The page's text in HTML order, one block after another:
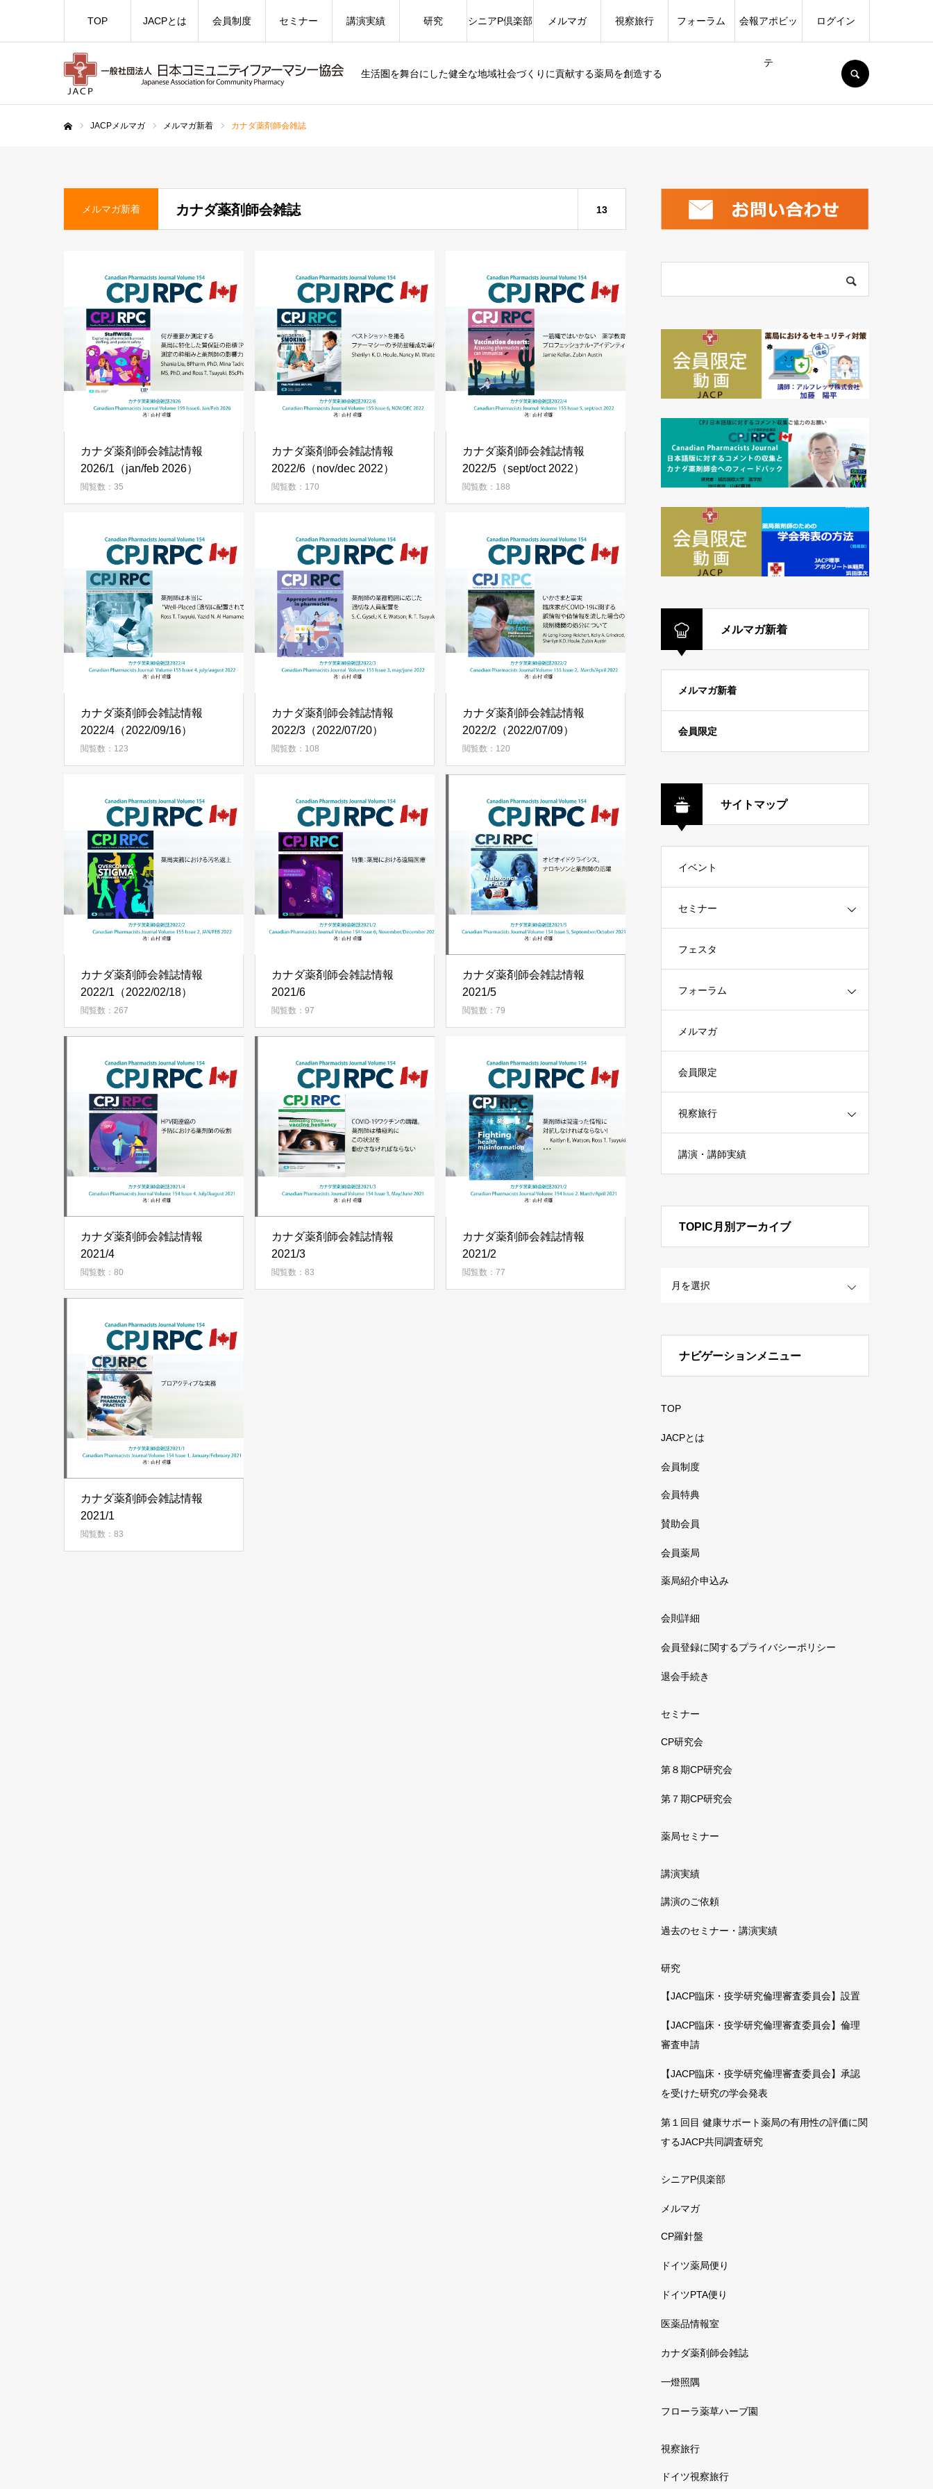
生活圏を舞台にした健全な地域社会づくりに貢献する薬局を創造する
TOP JACPとは 会員制度 セミナー 講演実績 研究 シニアP倶楽部 メルマガ 視察旅行 フォーラム 会報アポビッ
テ
ログイン
JACPメルマガ メルマガ新着 カナダ薬剤師会雑誌
メルマガ新着 カナダ薬剤師会雑誌 13
カナダ薬剤師会雑誌情報
2026/1（jan/feb 2026）
閲覧数：35
カナダ薬剤師会雑誌情報
2022/6（nov/dec 2022）
閲覧数：170
カナダ薬剤師会雑誌情報
2022/5（sept/oct 2022）
閲覧数：188
カナダ薬剤師会雑誌情報
2022/4（2022/09/16）
閲覧数：123
カナダ薬剤師会雑誌情報
2022/3（2022/07/20）
閲覧数：108
カナダ薬剤師会雑誌情報
2022/2（2022/07/09）
閲覧数：120
カナダ薬剤師会雑誌情報
2022/1（2022/02/18）
閲覧数：267
カナダ薬剤師会雑誌情報
2021/6
閲覧数：97
カナダ薬剤師会雑誌情報
2021/5
閲覧数：79
カナダ薬剤師会雑誌情報
2021/4
閲覧数：80
カナダ薬剤師会雑誌情報
2021/3
閲覧数：83
カナダ薬剤師会雑誌情報
2021/2
閲覧数：77
カナダ薬剤師会雑誌情報
2021/1
閲覧数：83
メルマガ新着
メルマガ新着
会員限定
サイトマップ
イベント
セミナー
フェスタ
フォーラム
メルマガ
会員限定
視察旅行
講演・講師実績
TOPIC月別アーカイブ
ナビゲーションメニュー
TOP
JACPとは
会員制度
会員特典
賛助会員
会員薬局
薬局紹介申込み
会則詳細
会員登録に関するプライバシーポリシー
退会手続き
セミナー
CP研究会
第８期CP研究会
第７期CP研究会
薬局セミナー
講演実績
講演のご依頼
過去のセミナー・講演実績
研究
【JACP臨床・疫学研究倫理審査委員会】設置
【JACP臨床・疫学研究倫理審査委員会】倫理
審査申請
【JACP臨床・疫学研究倫理審査委員会】承認
を受けた研究の学会発表
第１回目 健康サポート薬局の有用性の評価に関
するJACP共同調査研究
シニアP倶楽部
メルマガ
CP羅針盤
ドイツ薬局便り
ドイツPTA便り
医薬品情報室
カナダ薬剤師会雑誌
一燈照隅
フローラ薬草ハーブ園
視察旅行
ドイツ視察旅行